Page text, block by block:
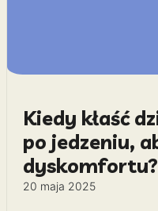
Kiedy kłaść
po jedzeniu,
dyskomfortu?
20 maja 2025